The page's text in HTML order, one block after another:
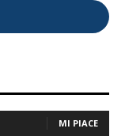
MI PIACE